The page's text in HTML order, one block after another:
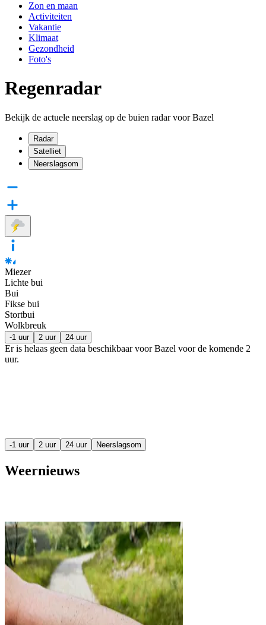
Zon en maan
Activiteiten
Vakantie
Klimaat
Gezondheid
Foto's
Regenradar
Bekijk de actuele neerslag op de buien radar voor Bazel
Radar
Satelliet
Neerslagsom
Miezer
Lichte bui
Bui
Fikse bui
Stortbui
Wolkbreuk
-1 uur 2 uur 24 uur
Er is helaas geen data beschikbaar voor Bazel voor de komende 2
uur.
-1 uur 2 uur 24 uur Neerslagsom
Weernieuws